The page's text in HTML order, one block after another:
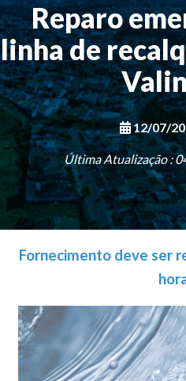
Reparo
linha de
12/07/
Última Atualização :
Fornecimento deve ser